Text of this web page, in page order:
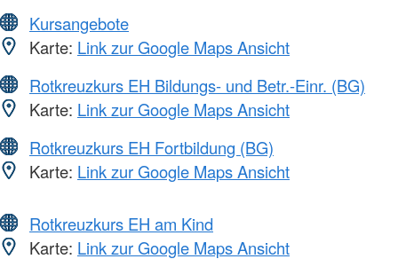
Kursangebote
Karte: Link zur Google Maps Ansicht
Rotkreuzkurs EH Bildungs- und Betr.-Einr. (BG)
Karte: Link zur Google Maps Ansicht
Rotkreuzkurs EH Fortbildung (BG)
Karte: Link zur Google Maps Ansicht
Rotkreuzkurs EH am Kind
Karte: Link zur Google Maps Ansicht